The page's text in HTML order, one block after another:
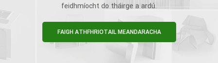
feidhmíocht do tháirge a ardú.
FAIGH ATHFHRIOTAIL MEANDARACHA